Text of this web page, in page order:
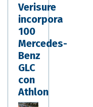
Verisure
incorpora
100
Mercedes-
Benz
GLC
con
Athlon